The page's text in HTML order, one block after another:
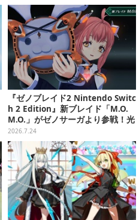
『ゼノブレイド2 Nintendo Switc
h 2 Edition』新ブレイド「M.O.
M.O.」がゼノサーガより参戦！光
属性と闇属性、2つの姿で戦闘を
サポート
2026.7.24